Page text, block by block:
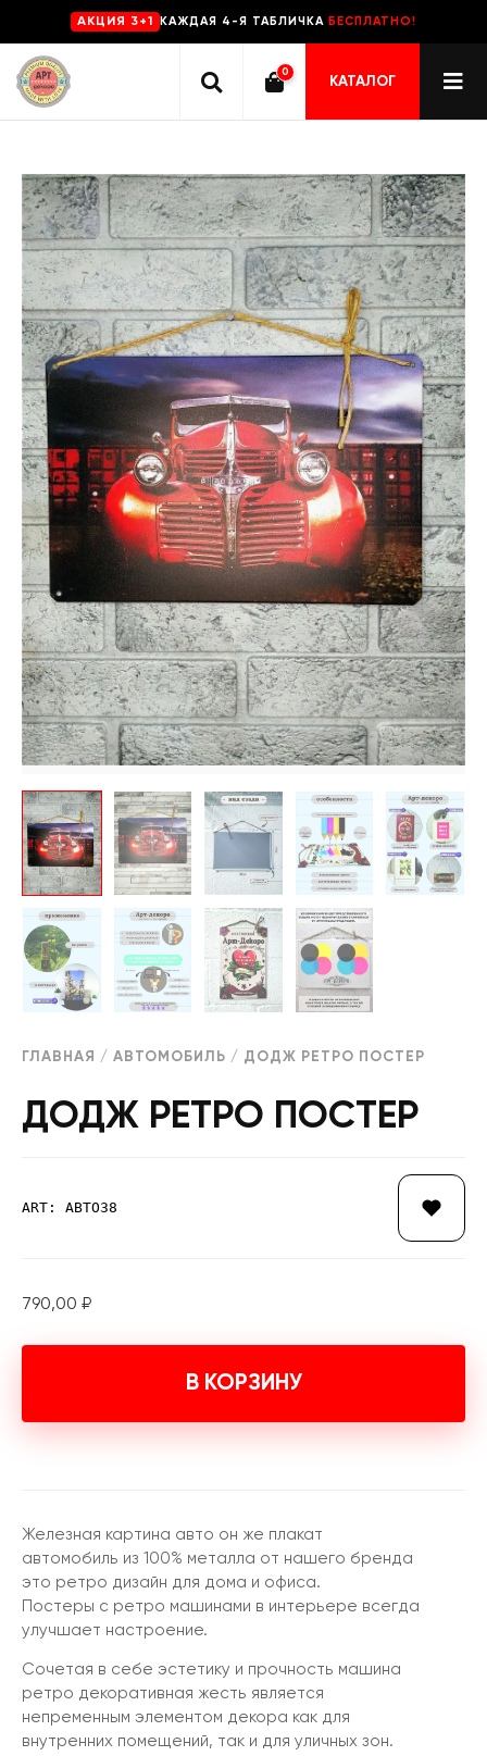
AKЦИЯ 3+1 КАЖДАЯ 4-Я ТАБЛИЧКА БЕСПЛАТНО!
0
КАТАЛОГ
ГЛАВНАЯ / АВТОМОБИЛЬ / ДОДЖ РЕТРО ПОСТЕР
ДОДЖ РЕТРО ПОСТЕР
ART: АВТО38
790,00 ₽
В КОРЗИНУ
Железная картина авто он же плакат
автомобиль из 100% металла от нашего бренда
это ретро дизайн для дома и офиса.
Постеры с ретро машинами в интерьере всегда
улучшает настроение.
Сочетая в себе эстетику и прочность машина
ретро декоративная жесть является
непременным элементом декора как для
внутренних помещений, так и для уличных зон.